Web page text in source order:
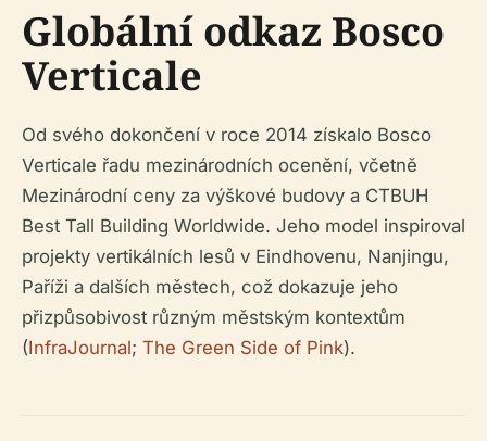
Globální odkaz Bosco
Verticale
Od svého dokončení v roce 2014 získalo Bosco
Verticale řadu mezinárodních ocenění, včetně
Mezinárodní ceny za výškové budovy a CTBUH
Best Tall Building Worldwide. Jeho model inspiroval
projekty vertikálních lesů v Eindhovenu, Nanjingu,
Paříži a dalších městech, což dokazuje jeho
přizpůsobivost různým městským kontextům
(InfraJournal; The Green Side of Pink).